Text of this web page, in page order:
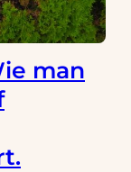
man